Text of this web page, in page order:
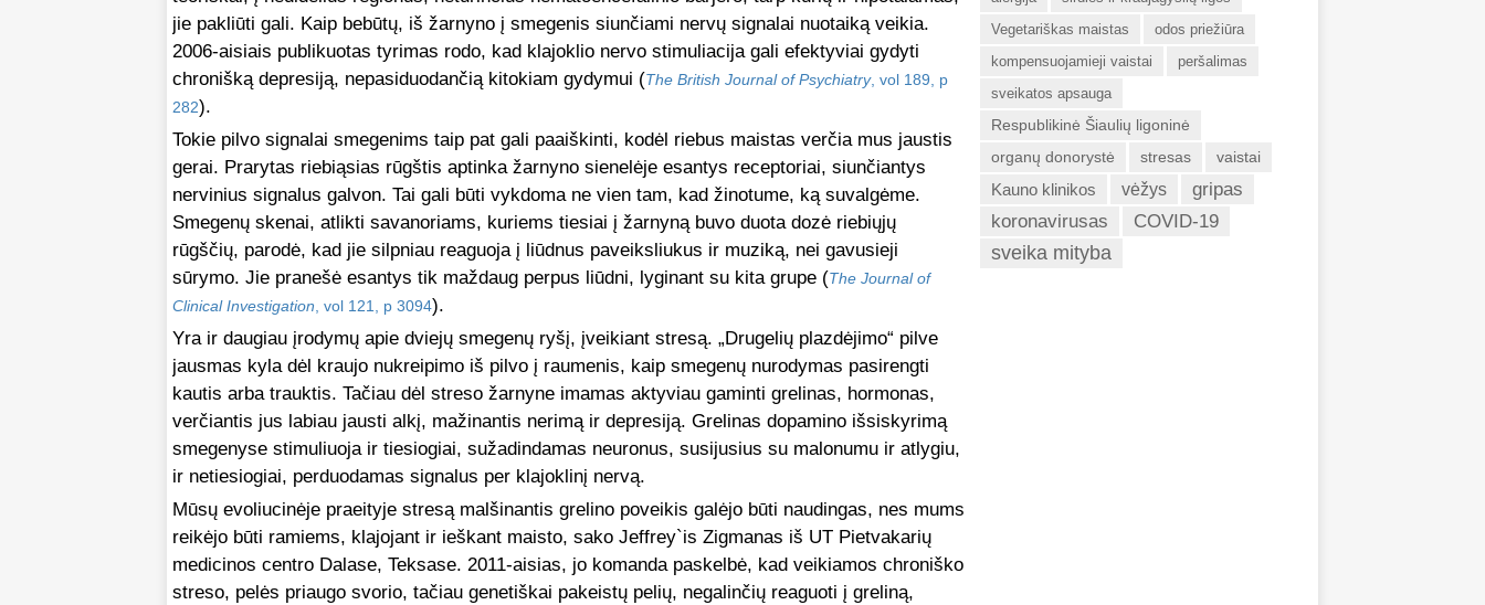
jie pakliūti gali. Kaip bebūtų, iš žarnyno į smegenis siunčiami nervų signalai nuotaiką veikia.
2006-aisiais publikuotas tyrimas rodo, kad klajoklio nervo stimuliacija gali efektyviai gydyti
chronišką depresiją, nepasiduodančią kitokiam gydymui (The British Journal of Psychiatry, vol 189, p
282).
Tokie pilvo signalai smegenims taip pat gali paaiškinti, kodėl riebus maistas verčia mus jaustis
gerai. Prarytas riebiąsias rūgštis aptinka žarnyno sienelėje esantys receptoriai, siunčiantys
nervinius signalus galvon. Tai gali būti vykdoma ne vien tam, kad žinotume, ką suvalgėme.
Smegenų skenai, atlikti savanoriams, kuriems tiesiai į žarnyną buvo duota dozė riebiųjų
rūgščių, parodė, kad jie silpniau reaguoja į liūdnus paveiksliukus ir muziką, nei gavusieji
sūrymo. Jie pranešė esantys tik maždaug perpus liūdni, lyginant su kita grupe (The Journal of
Clinical Investigation, vol 121, p 3094).
Yra ir daugiau įrodymų apie dviejų smegenų ryšį, įveikiant stresą. „Drugelių plazdėjimo“ pilve
jausmas kyla dėl kraujo nukreipimo iš pilvo į raumenis, kaip smegenų nurodymas pasirengti
kautis arba trauktis. Tačiau dėl streso žarnyne imamas aktyviau gaminti grelinas, hormonas,
verčiantis jus labiau jausti alkį, mažinantis nerimą ir depresiją. Grelinas dopamino išsiskyrimą
smegenyse stimuliuoja ir tiesiogiai, sužadindamas neuronus, susijusius su malonumu ir atlygiu,
ir netiesiogiai, perduodamas signalus per klajoklinį nervą.
Mūsų evoliucinėje praeityje stresą malšinantis grelino poveikis galėjo būti naudingas, nes mums
reikėjo būti ramiems, klajojant ir ieškant maisto, sako Jeffrey`is Zigmanas iš UT Pietvakarių
medicinos centro Dalase, Teksase. 2011-aisias, jo komanda paskelbė, kad veikiamos chroniško
streso, pelės priaugo svorio, tačiau genetiškai pakeistų pelių, negalinčių reaguoti į greliną,
Vegetariškas maistas
odos priežiūra
kompensuojamieji vaistai
peršalimas
sveikatos apsauga
Respublikinė Šiaulių ligoninė
organų donorystė
stresas vaistai
Kauno klinikos vėžys
gripas
koronavirusas
COVID-19
sveika mityba